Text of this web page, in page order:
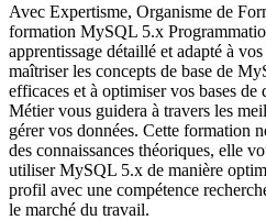
Avec Expertisme, Organisme de
formation MySQL 5.x
apprentissage détaillé et adapté à
maîtriser les concepts de base de
efficaces et à optimiser vos bases
Métier vous guidera à travers les
gérer vos données. Cette formation
des connaissances théoriques, elle
utiliser MySQL 5.x de manière
profil avec une compétence
le marché du travail.